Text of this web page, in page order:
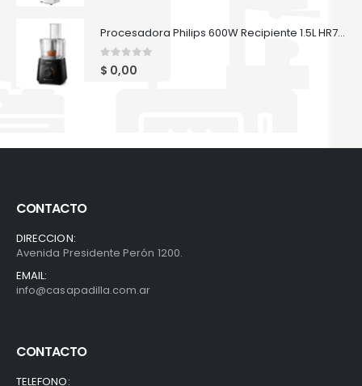
Procesadora Philips 600W Recipiente 1.5L HR7300/90
0 out of 5
$ 0,00
CONTACTO
DIRECCION:
Avenida Presidente Perón 1200.
EMAIL:
info@casapadilla.com.ar
CONTACTO
TELEFONO: